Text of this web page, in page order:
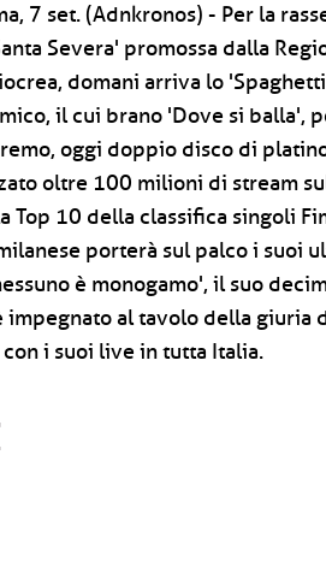
7 set. (Adnkronos) - Per la
Severa' promossa dalla
domani arriva lo
il cui brano 'Dove si balla',
oggi doppio disco di
oltre 100 milioni di stream
Top 10 della classifica singoli
porterà sul palco i suoi
è monogamo', il suo
impegnato al tavolo della giuria
i suoi live in tutta Italia.